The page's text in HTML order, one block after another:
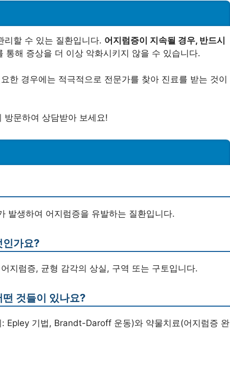
리할 수 있는 질환입니다. 어지럼증이 지속될 경우, 반드시
통해 증상을 더 이상 악화시키지 않을 수 있습니다.
한 경우에는 적극적으로 전문가를 찾아 진료를 받는 것이
방문하여 상담받아 보세요!
발생하여 어지럼증을 유발하는 질환입니다.
인가요?
지럼증, 균형 감각의 상실, 구역 또는 구토입니다.
것들이 있나요?
Epley 기법, Brandt-Daroff 운동)와 약물치료(어지럼증 완